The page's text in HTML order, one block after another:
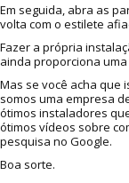
Em seguida, abra as
volta com o estilete
Fazer a própria
ainda proporciona
Mas se você acha que
somos uma empresa
ótimos instaladores
ótimos vídeos sobre
pesquisa no Google.
Boa sorte.